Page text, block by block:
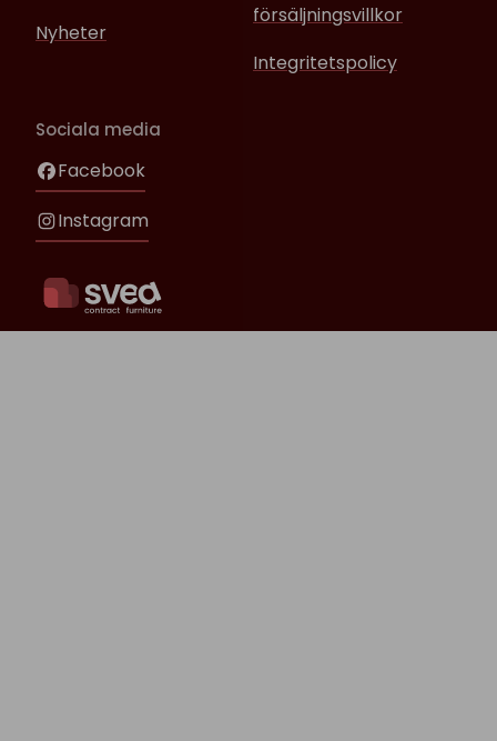
Nyheter
försäljningsvillkor
Integritetspolicy
Sociala media
Facebook
Instagram